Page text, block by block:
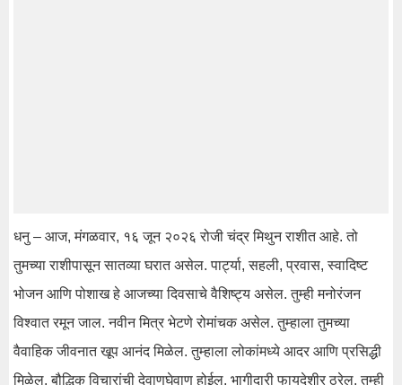
धनु – आज, मंगळवार, १६ जून २०२६ रोजी चंद्र मिथुन राशीत आहे. तो
तुमच्या राशीपासून सातव्या घरात असेल. पार्ट्या, सहली, प्रवास, स्वादिष्ट
भोजन आणि पोशाख हे आजच्या दिवसाचे वैशिष्ट्य असेल. तुम्ही मनोरंजन
विश्वात रमून जाल. नवीन मित्र भेटणे रोमांचक असेल. तुम्हाला तुमच्या
वैवाहिक जीवनात खूप आनंद मिळेल. तुम्हाला लोकांमध्ये आदर आणि प्रसिद्धी
मिळेल. बौद्धिक विचारांची देवाणघेवाण होईल. भागीदारी फायदेशीर ठरेल. तुम्ही